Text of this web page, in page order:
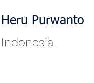
Heru Purwanto
Indonesia